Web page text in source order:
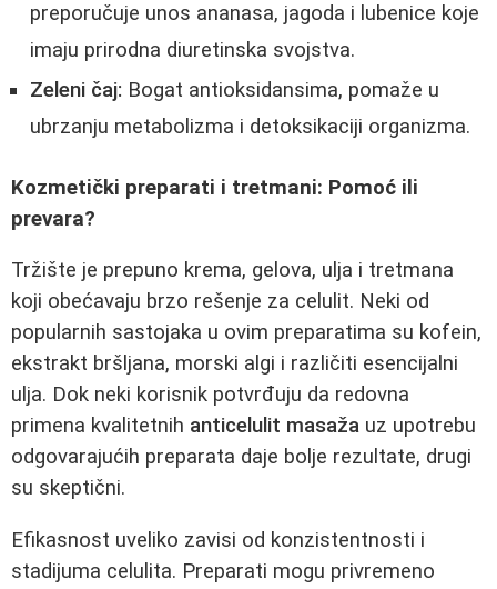
preporučuje unos ananasa, jagoda i lubenice koje
imaju prirodna diuretinska svojstva.
Zeleni čaj: Bogat antioksidansima, pomaže u
ubrzanju metabolizma i detoksikaciji organizma.
Kozmetički preparati i tretmani: Pomoć ili
prevara?
Tržište je prepuno krema, gelova, ulja i tretmana
koji obećavaju brzo rešenje za celulit. Neki od
popularnih sastojaka u ovim preparatima su kofein,
ekstrakt bršljana, morski algi i različiti esencijalni
ulja. Dok neki korisnik potvrđuju da redovna
primena kvalitetnih anticelulit masaža uz upotrebu
odgovarajućih preparata daje bolje rezultate, drugi
su skeptični.
Efikasnost uveliko zavisi od konzistentnosti i
stadijuma celulita. Preparati mogu privremeno